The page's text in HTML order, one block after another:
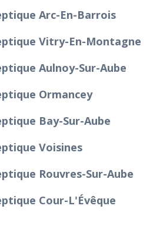
Arc-En-Barrois
Vitry-En-Montagne
Aulnoy-Sur-Aube
Ormancey
Bay-Sur-Aube
Voisines
Rouvres-Sur-Aube
Cour-L'Évêque